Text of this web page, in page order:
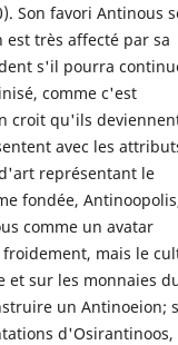
Son favori Antinous
est très affecté par sa
s'il pourra
comme c'est
croit qu'ils
avec les
représentant le
fondée,
comme un avatar
mais le
et sur les monnaies
un Antinoeion;
d'Osirantinoos,